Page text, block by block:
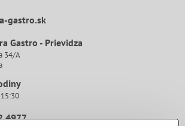
gastro​.sk
Gastro - Prievidza
34/A
15:30
4977